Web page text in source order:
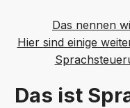
Das nennen
Hier sind einige
Das ist